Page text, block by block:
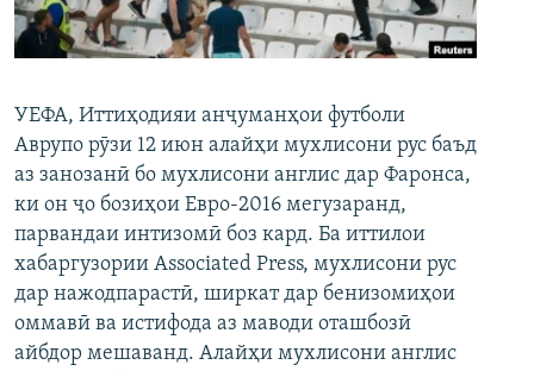
ГУЗОРИШҲОИ РАДИОӢ
Русский
ПАЙГИРӢ КУНЕД
Ҳамаи сомонаҳои RFE/RL
УЕФА, Иттиҳодияи анҷуманҳои футболи
Аврупо рӯзи 12 июн алайҳи мухлисони рус баъд
аз занозанӣ бо мухлисони англис дар Фаронса,
ки он ҷо бозиҳои Евро-2016 мегузаранд,
парвандаи интизомӣ боз кард. Ба иттилои
хабаргузории Associated Press, мухлисони рус
дар нажодпарастӣ, ширкат дар бенизомиҳои
оммавӣ ва истифода аз маводи оташбозӣ
айбдор мешаванд. Алайҳи мухлисони англис